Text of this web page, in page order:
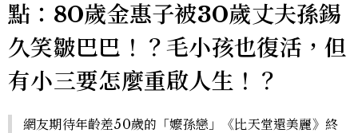
點：80歲金惠子被30歲丈夫孫錫
久笑皺巴巴！？毛小孩也復活，但
有小三要怎麼重啟人生！？
網友期待年齡差50歲的「嬤孫戀」《比天堂還美麗》終